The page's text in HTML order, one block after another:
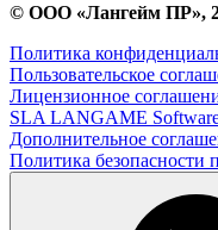
© ООО «Лангейм ПР»,
Политика
Пользовательское
Лицензионное
SLA LANGAME
Дополнительное
Политика безопасности